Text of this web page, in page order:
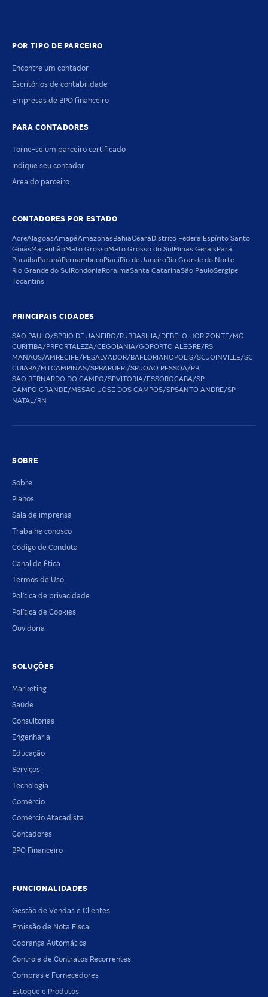
POR TIPO DE PARCEIRO
Encontre um contador
Escritórios de contabilidade
Empresas de BPO financeiro
PARA CONTADORES
Torne-se um parceiro certificado
Indique seu contador
Área do parceiro
CONTADORES POR ESTADO
AcreAlagoasAmapáAmazonas BahiaCeará Distrito Federal Espírito Santo
GoiásMaranhãoMato GrossoMato Grosso do Sul Minas Gerais Pará
Paraíba Paraná PernambucoPiauíRio de JaneiroRio Grande do Norte
Rio Grande do Sul Rondônia RoraimaSanta CatarinaSão PauloSergipe
Tocantins
PRINCIPAIS CIDADES
SAO PAULO/SPRIO DE JANEIRO/RJBRASILIA/DFBELO HORIZONTE/MG
CURITIBA/PRFORTALEZA/CEGOIANIA/GOPORTO ALEGRE/RS
MANAUS/AMRECIFE/PESALVADOR/BAFLORIANOPOLIS/SCJOINVILLE/SC
CUIABA/MTCAMPINAS/SPBARUERI/SPJOAO PESSOA/PB
SAO BERNARDO DO CAMPO/SPVITORIA/ESSOROCABA/SP
CAMPO GRANDE/MSSAO JOSE DOS CAMPOS/SPSANTO ANDRE/SP
NATAL/RN
SOBRE
Sobre
Planos
Sala de imprensa
Trabalhe conosco
Código de Conduta
Canal de Ética
Termos de Uso
Política de privacidade
Política de Cookies
Ouvidoria
SOLUÇÕES
Marketing
Saúde
Consultorias
Engenharia
Educação
Serviços
Tecnologia
Comércio
Comércio Atacadista
Contadores
BPO Financeiro
FUNCIONALIDADES
Gestão de Vendas e Clientes
Emissão de Nota Fiscal
Cobrança Automática
Controle de Contratos Recorrentes
Compras e Fornecedores
Estoque e Produtos